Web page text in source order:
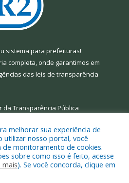
sistema para prefeituras!
completa, onde garantimos em
das leis de transparência
da Transparência Pública
a Prefeitura Municipal de Limoeiro
do Ajuru.
melhorar sua experiência de
utilizar nosso portal, você
monitoramento de cookies.
sobre como isso é feito, acesse
mais). Se você concorda, clique em